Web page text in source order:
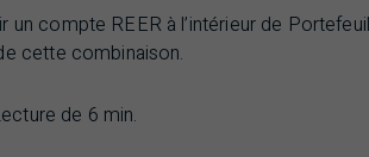
un compte REER à l’intérieur de
cette combinaison.
de 6 min.